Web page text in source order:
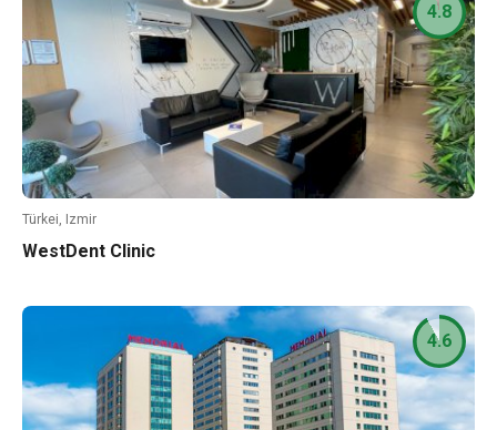
Türkei, Izmir
WestDent Clinic
4.8
4.6